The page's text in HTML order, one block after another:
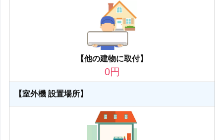
【他の建物に取付】
0円
【室外機 設置場所】